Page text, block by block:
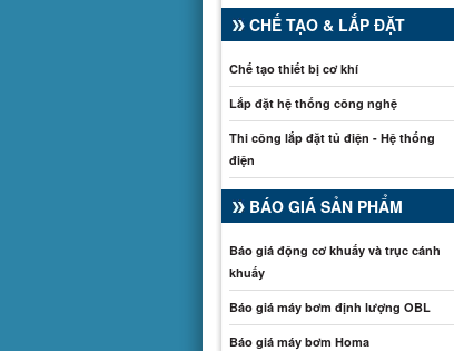
CHẾ TẠO & LẮP ĐẶT
Chế tạo thiết bị cơ khí
Lắp đặt hệ thống công nghệ
Thi công lắp đặt tủ điện - Hệ thống
điện
BÁO GIÁ SẢN PHẨM
Báo giá động cơ khuấy và trục cánh
khuấy
Báo giá máy bơm định lượng OBL
Báo giá máy bơm Homa